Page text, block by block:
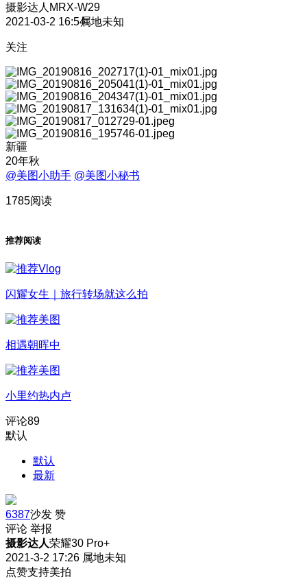
摄影达人 MRX-W29
2021-03-2 16:54属地未知
关注
新疆
20年秋
@美图小助手 @美图小秘书
1785阅读
推荐阅读
闪耀女生｜旅行转场就这么拍
相遇朝晖中
小里约热内卢
评论89
默认
默认
最新
6387沙发 赞
评论 举报
摄影达人荣耀30 Pro+
2021-3-2 17:26 属地未知
点赞支持美拍